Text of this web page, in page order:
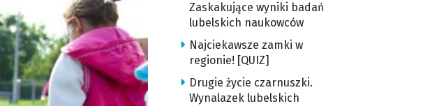
Zaskakujące wyniki badań
lubelskich naukowców
Najciekawsze zamki w
regionie! [QUIZ]
Drugie życie czarnuszki.
Wynalazek lubelskich